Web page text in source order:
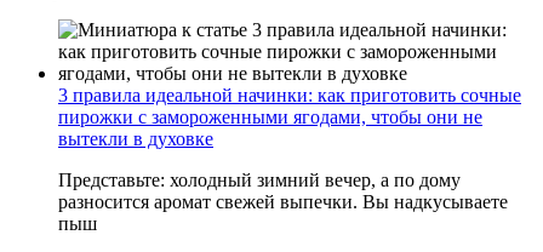
3 правила идеальной начинки: как приготовить сочные
пирожки с замороженными ягодами, чтобы они не
вытекли в духовке
Представьте: холодный зимний вечер, а по дому
разносится аромат свежей выпечки. Вы надкусываете
пыш